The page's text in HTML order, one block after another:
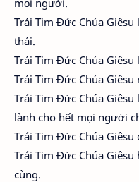
mọi người.
Trái Tim Đức Chúa
thái.
Trái Tim Đức Chúa
Trái Tim Đức Chúa
Trái Tim Đức Chúa
lành cho hết mọi người
Trái Tim Đức Chúa
Trái Tim Đức Chúa
cùng.